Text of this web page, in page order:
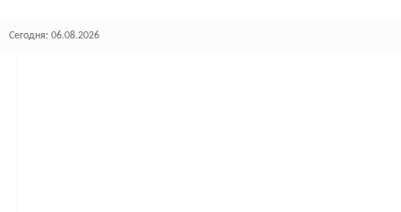
Сегодня: 06.08.2026